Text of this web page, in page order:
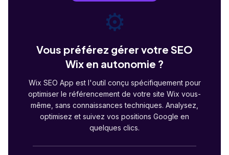
⚙️
Vous préférez gérer votre SEO
Wix en autonomie ?
Wix SEO App est l'outil conçu spécifiquement pour
optimiser le référencement de votre site Wix vous-
même, sans connaissances techniques. Analysez,
optimisez et suivez vos positions Google en
quelques clics.